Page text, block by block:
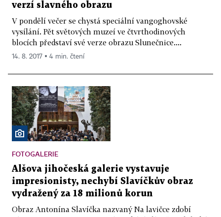
verzí slavného obrazu
V pondělí večer se chystá speciální vangoghovské
vysílání. Pět světových muzeí ve čtvrthodinových
blocích představí své verze obrazu Slunečnice....
14. 8. 2017 ▪ 4 min. čtení
FOTOGALERIE
Alšova jihočeská galerie vystavuje
impresionisty, nechybí Slavíčkův obraz
vydražený za 18 milionů korun
Obraz Antonína Slavíčka nazvaný Na lavičce zdobí